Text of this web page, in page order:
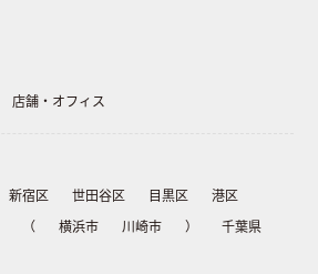
店舗・オフィス
新宿区 世田谷区 目黒区
港区
（ 横浜市 川崎市 ）
千葉県